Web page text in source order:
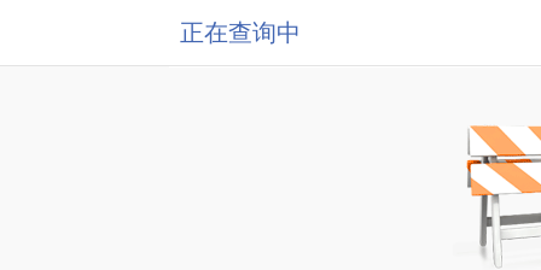
正在查询中